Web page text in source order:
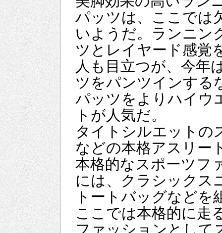
パッツは、ここでは
いようだ。ランニン
ツとレイヤード感覚
人も目立つが、今年
ツをパンツインする
パッツをよりハイウ
トが人気だ。
タイトシルエットの
などの本格アスリー
本格的なスポーツフ
には、クラシックス
トートバッグなどを
ここでは本格的に走
ファッションとして